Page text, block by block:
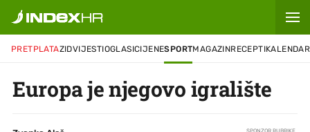
PRETPLATAZIDVIJESTIOGLASICIJENESPORTMAGAZINRECEPTIKALENDAR
Europa je njegovo igralište